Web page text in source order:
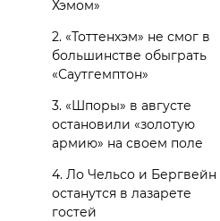
Хэмом»
2. «Тоттенхэм» не смог в
большинстве обыграть
«Саутгемптон»
3. «Шпоры» в августе
остановили «золотую
армию» на своем поле
4. Ло Чельсо и Бергвейн
останутся в лазарете
гостей